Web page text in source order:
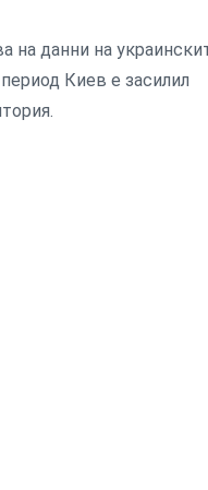
на данни на
Киев е засилил